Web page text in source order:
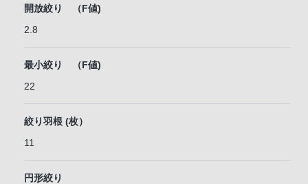
開放絞り （F値)
2.8
最小絞り （F値)
22
絞り羽根 (枚）
11
円形絞り